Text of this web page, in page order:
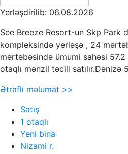
Yerləşdirilib: 06.08.2026
See Breeze Resort-un Skp Park
kompleksində yerləşə , 24
mərtəbəsində ümumi sahəsi
otaqlı mənzil təcili satılır.Dənizə
Ətraflı məlumat >>
Satış
1 otaqlı
Yeni bina
Nizami r.